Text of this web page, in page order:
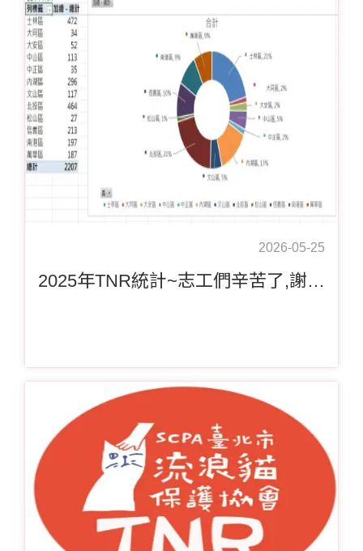
2026-05-25
2025年TNR統計~志工們辛苦了,謝謝醫院、小幫手的配合,謝謝捐款人的支持